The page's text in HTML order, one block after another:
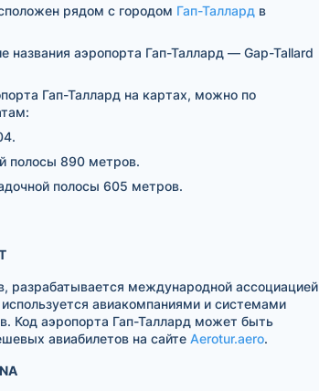
рядом с городом Гап-Таллардв
названия аэропорта Гап-Таллард — Gap-Tallard
Гап-Таллард на картах, можно по
полосы 890 метров.
полосы 605 метров.
разрабатывается международной ассоциацией
авиакомпаниями и системами
Код аэропорта Гап-Таллард может быть
авиабилетов на сайте Aerotur.aero.